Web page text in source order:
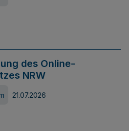
des Online-
NRW
21.07.2026